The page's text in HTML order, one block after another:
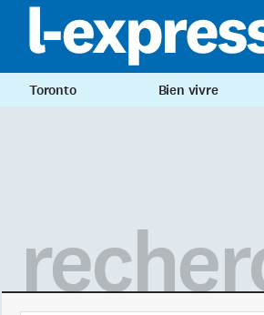
Toronto Bien vivre